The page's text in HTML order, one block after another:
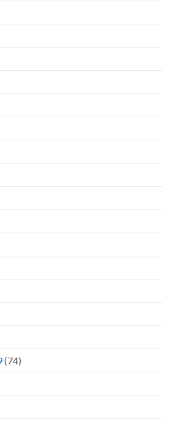
(74)